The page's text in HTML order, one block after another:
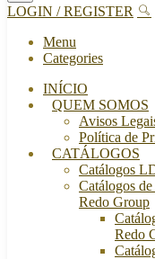
LOGIN / REGISTER
Menu
Categories
INÍCIO
QUEM SOMOS
Avisos
Política de
CATÁLOGOS
Catálogos
Catálogos
Redo Group
Redo